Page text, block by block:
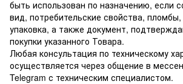
быть использован по назначению, если
вид, потребительские свойства, пломбы,
упаковка, а также документ,
покупки указанного Товара.
Любая консультация по техническому
осуществляется через общение в
Telegram с техническим специалистом.